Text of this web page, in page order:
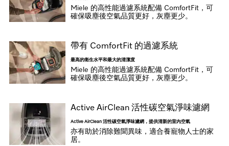
Miele 的高性能過濾系統配備 ComfortFit，可
確保吸塵後空氣品質更好，灰塵更少。
帶有 ComfortFit 的過濾系統
最高的衛生水平和最大的清潔度
Miele 的高性能過濾系統配備 ComfortFit，可
確保吸塵後空氣品質更好，灰塵更少。
Active AirClean 活性碳空氣淨味濾網
Active AirClean 活性碳空氣淨味濾網，提供清新的室內空氣
亦有助於消除難聞異味，適合養寵物人士的家
居。